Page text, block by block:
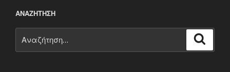
ΑΝΑΖΉΤΗΣΗ
για: